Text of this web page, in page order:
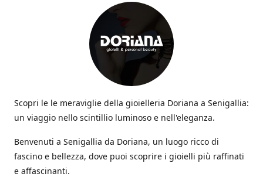
Scopri le le meraviglie della gioielleria Doriana a Senigallia:
un viaggio nello scintillio luminoso e nell'eleganza.
Benvenuti a Senigallia da Doriana, un luogo ricco di
fascino e bellezza, dove puoi scoprire i gioielli più raffinati
e affascinanti.